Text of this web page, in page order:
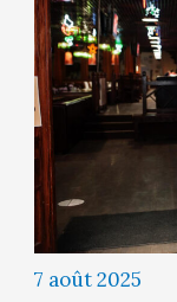
7 août 2025